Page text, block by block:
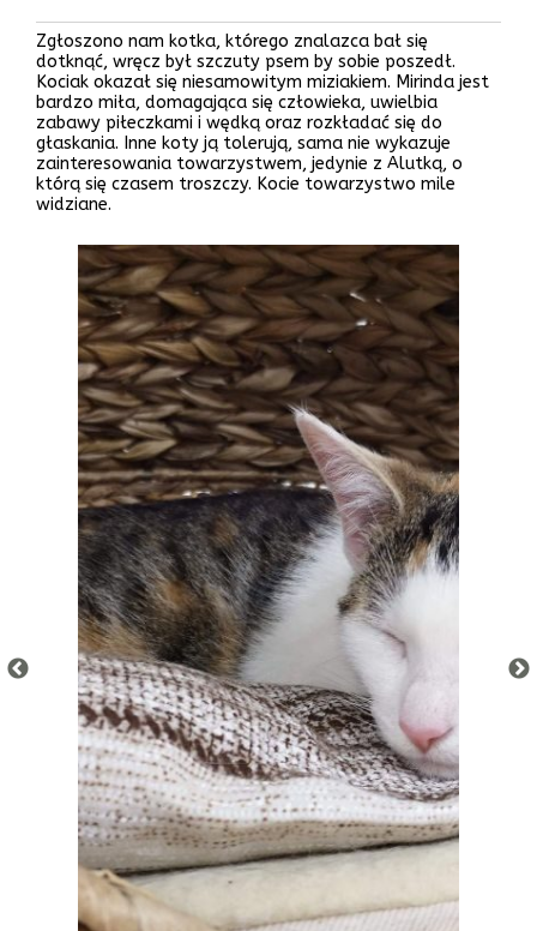
Zgłoszono nam kotka, którego znalazca bał się
dotknąć, wręcz był szczuty psem by sobie poszedł.
Kociak okazał się niesamowitym miziakiem. Mirinda jest
bardzo miła, domagająca się człowieka, uwielbia
zabawy piłeczkami i wędką oraz rozkładać się do
głaskania. Inne koty ją tolerują, sama nie wykazuje
zainteresowania towarzystwem, jedynie z Alutką, o
którą się czasem troszczy. Kocie towarzystwo mile
widziane.